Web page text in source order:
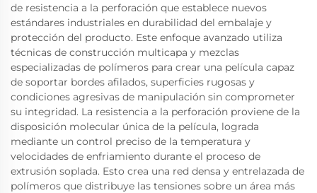
de resistencia a la perforación que establece nuevos
estándares industriales en durabilidad del embalaje y
protección del producto. Este enfoque avanzado utiliza
técnicas de construcción multicapa y mezclas
especializadas de polímeros para crear una película capaz
de soportar bordes afilados, superficies rugosas y
condiciones agresivas de manipulación sin comprometer
su integridad. La resistencia a la perforación proviene de la
disposición molecular única de la película, lograda
mediante un control preciso de la temperatura y
velocidades de enfriamiento durante el proceso de
extrusión soplada. Esto crea una red densa y entrelazada de
polímeros que distribuye las tensiones sobre un área más